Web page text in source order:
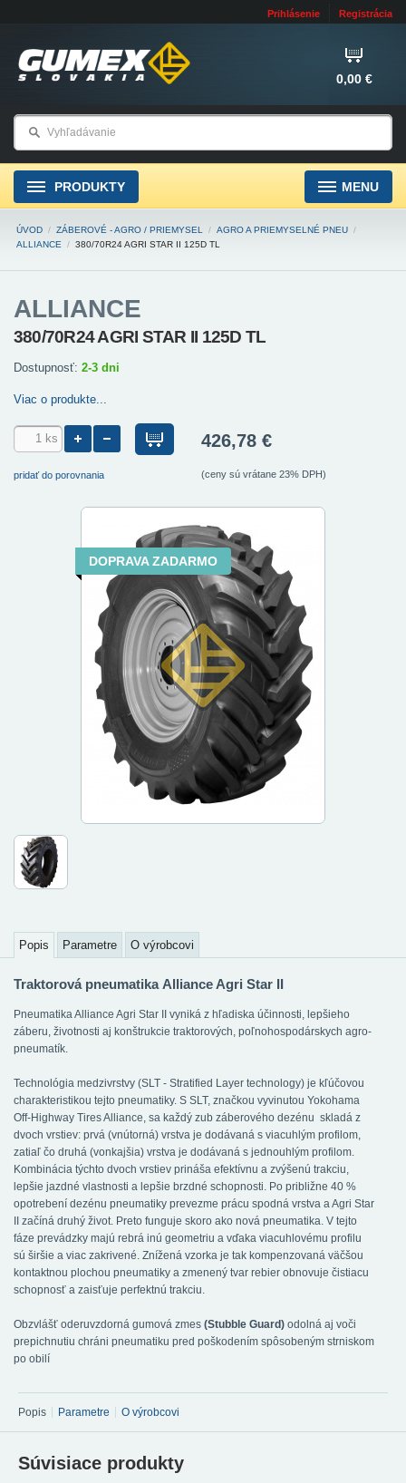
Prihlásenie Registrácia
0,00 €
PRODUKTY MENU
ÚVOD / ZÁBEROVÉ - AGRO / PRIEMYSEL / AGRO A PRIEMYSELNÉ PNEU /
ALLIANCE
/ 380/70R24 AGRI STAR II 125D TL
ALLIANCE
380/70R24 AGRI STAR II 125D TL
Dostupnosť: 2-3 dni
Viac o produkte...
pridať do porovnania
426,78 €
(ceny sú vrátane 23% DPH)
DOPRAVA ZADARMO
Popis Parametre O výrobcovi
Traktorová pneumatika Alliance Agri Star II
Pneumatika Alliance Agri Star II vyniká z hľadiska účinnosti, lepšieho
záberu, životnosti aj konštrukcie traktorových, poľnohospodárskych agro-
pneumatík.
Technológia medzivrstvy (SLT - Stratified Layer technology) je kľúčovou
charakteristikou tejto pneumatiky. S SLT, značkou vyvinutou Yokohama
Off-Highway Tires Alliance, sa každý zub záberového dezénu skladá z
dvoch vrstiev: prvá (vnútorná) vrstva je dodávaná s viacuhlým profilom,
zatiaľ čo druhá (vonkajšia) vrstva je dodávaná s jednouhlým profilom.
Kombinácia týchto dvoch vrstiev prináša efektívnu a zvýšenú trakciu,
lepšie jazdné vlastnosti a lepšie brzdné schopnosti. Po približne 40 %
opotrebení dezénu pneumatiky prevezme prácu spodná vrstva a Agri Star
II začíná druhý život. Preto funguje skoro ako nová pneumatika. V tejto
fáze prevádzky majú rebrá inú geometriu a vďaka viacuhlovému profilu
sú širšie a viac zakrivené. Znížená vzorka je tak kompenzovaná väčšou
kontaktnou plochou pneumatiky a zmenený tvar rebier obnovuje čistiacu
schopnosť a zaisťuje perfektnú trakciu.
Obzvlášť oderuvzdorná gumová zmes (Stubble Guard) odolná aj voči
prepichnutiu chráni pneumatiku pred poškodením spôsobeným strniskom
po obilí
Popis Parametre O výrobcovi
Súvisiace produkty